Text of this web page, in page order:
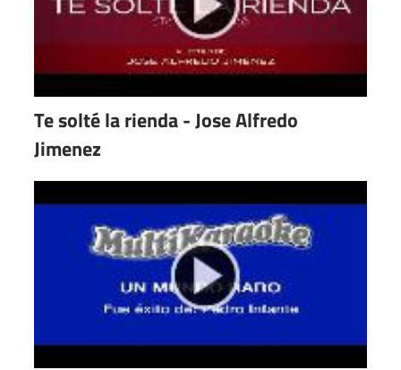
Te solté la rienda - Jose Alfredo
Jimenez